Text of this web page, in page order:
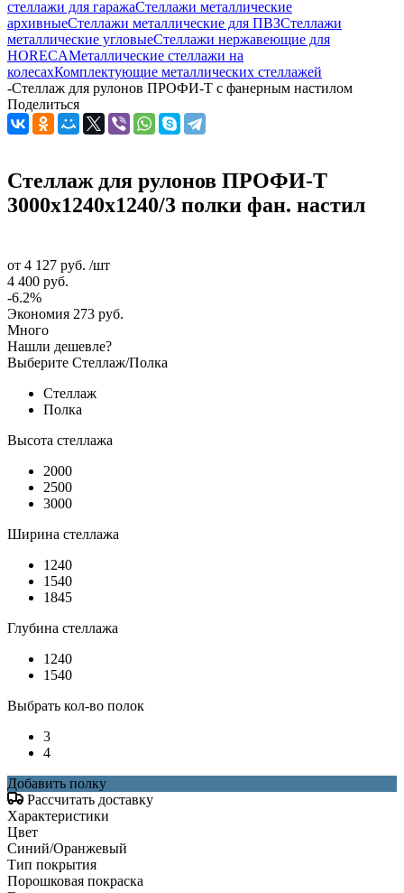
стеллажи для гаражаСтеллажи металлические
архивныеСтеллажи металлические для ПВЗСтеллажи
металлические угловыеСтеллажи нержавеющие для
HORECAМеталлические стеллажи на
колесахКомплектующие металлических стеллажей
-Стеллаж для рулонов ПРОФИ-Т с фанерным настилом
Поделиться
Стеллаж для рулонов ПРОФИ-Т
3000x1240x1240/3 полки фан. настил
от 4 127 руб. /шт
4 400 руб.
-6.2%
Экономия 273 руб.
Много
Нашли дешевле?
Выберите Стеллаж/Полка
Стеллаж
Полка
Высота стеллажа
2000
2500
3000
Ширина стеллажа
1240
1540
1845
Глубина стеллажа
1240
1540
Выбрать кол-во полок
3
4
Добавить полку
Рассчитать доставку
Характеристики
Цвет
Синий/Оранжевый
Тип покрытия
Порошковая покраска